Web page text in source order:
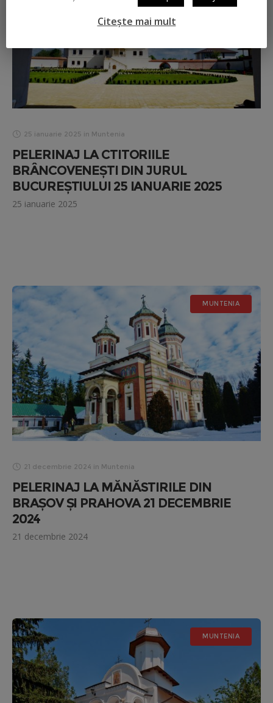
25 ianuarie 2025 in Muntenia
PELERINAJ LA CTITORIILE
BRÂNCOVENEȘTI DIN JURUL
BUCUREȘTIULUI 25 IANUARIE 2025
25 ianuarie 2025
MUNTENIA
21 decembrie 2024 in Muntenia
PELERINAJ LA MĂNĂSTIRILE DIN
BRAȘOV ȘI PRAHOVA 21 DECEMBRIE
2024
21 decembrie 2024
MUNTENIA
Citește mai mult